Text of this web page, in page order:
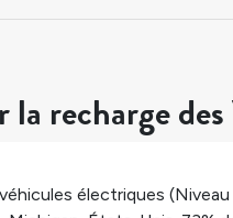
recharge
électriques